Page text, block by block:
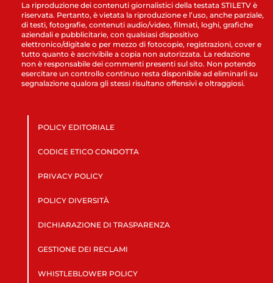
La riproduzione dei contenuti giornalistici della testata STILETV è
riservata. Pertanto, è vietata la riproduzione e l’uso, anche parziale,
di testi, fotografie, contenuti audio/video, filmati, loghi, grafiche
aziendali e pubblicitarie, con qualsiasi dispositivo
elettronico/digitale o per mezzo di fotocopie, registrazioni, cover e
tutto quanto è ascrivibile a copia non autorizzata. La redazione
non è responsabile dei commenti presenti sul sito. Non potendo
esercitare un controllo continuo resta disponibile ad eliminarli su
segnalazione qualora gli stessi risultano offensivi e oltraggiosi.
POLICY EDITORIALE
CODICE ETICO CONDOTTA
PRIVACY POLICY
POLICY DIVERSITÀ
DICHIARAZIONE DI TRASPARENZA
GESTIONE DEI RECLAMI
WHISTLEBLOWER POLICY